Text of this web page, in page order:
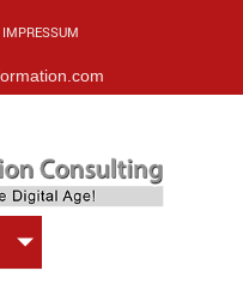
IMPRESSUM